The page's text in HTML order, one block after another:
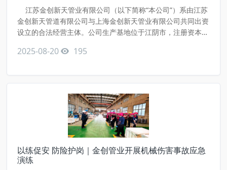
江苏金创新天管业有限公司（以下简称“本公司”）系由江苏
金创新天管道有限公司与上海金创新天管业有限公司共同出资
设立的合法经营主体。公司生产基地位于江阴市，注册资本达
米；现有员工150余人，其中管理层12人、研发技术人员17
产的制造企业。&n
2025-08-20 195
以练促安 防险护岗｜金创管业开展机械伤害事故应急
演练